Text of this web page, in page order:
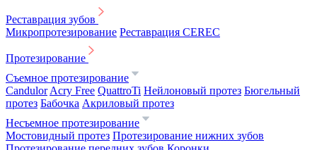
Реставрация зубов
Микропротезирование Реставрация CEREC
Протезирование
Съемное протезирование
Candulor Acry Free QuattroTi Нейлоновый протез Бюгельный
протез Бабочка Акриловый протез
Несъемное протезирование
Мостовидный протез Протезирование нижних зубов